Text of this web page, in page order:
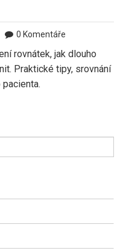
0 Komentáře
rovnátek, jak dlouho
Praktické tipy, srovnání